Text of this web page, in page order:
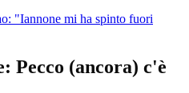
"Iannone mi ha spinto fuori
Pecco (ancora) c'è